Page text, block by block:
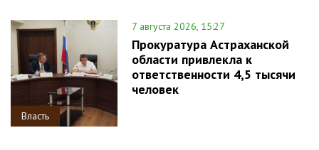
Власть
7 августа 2026, 15:27
Прокуратура Астраханской
области привлекла к
ответственности 4,5 тысячи
человек